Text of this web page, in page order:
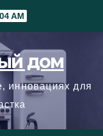
AM
дом
инновациях для